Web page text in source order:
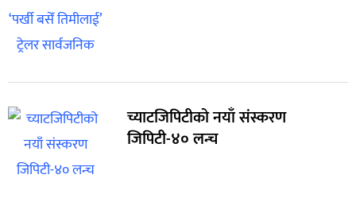
च्याटजिपिटीको नयाँ संस्करण
जिपिटी-४० लन्च